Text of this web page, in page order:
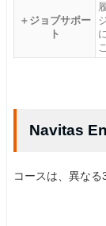
＋ジョブサポー
ト
Navitas
コースは、異なる